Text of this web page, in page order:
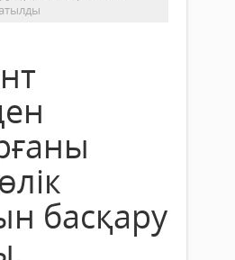
басқару